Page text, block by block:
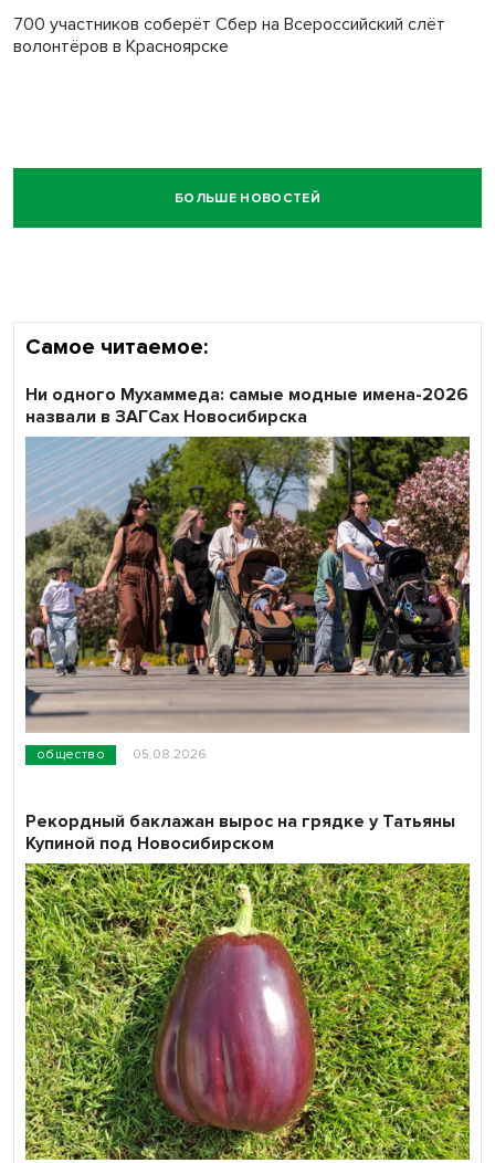
700 участников соберёт Сбер на Всероссийский слёт
волонтёров в Красноярске
БОЛЬШЕ НОВОСТЕЙ
Самое читаемое:
общество 05.08.2026
Ни одного Мухаммеда: самые модные имена-2026
назвали в ЗАГСах Новосибирска
Рекордный баклажан вырос на грядке у Татьяны
Купиной под Новосибирском